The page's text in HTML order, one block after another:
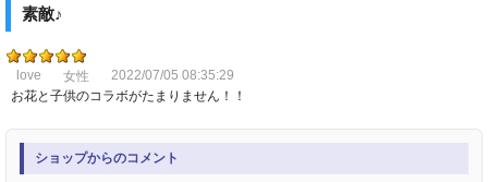
素敵♪
love 女性
2022/07/05 08:35:29
お花と子供のコラボがたまりません！！
ショップからのコメント